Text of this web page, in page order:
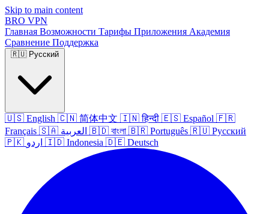
Skip to main content
BRO VPN
Главная Возможности Тарифы Приложения Академия
Сравнение Поддержка
🇷🇺 Русский
🇺🇸 English 🇨🇳 简体中文 🇮🇳 हिन्दी 🇪🇸 Español 🇫🇷
Français 🇸🇦 العربية 🇧🇩 বাংলা 🇧🇷 Português 🇷🇺 Русский
🇵🇰 اردو 🇮🇩 Indonesia 🇩🇪 Deutsch